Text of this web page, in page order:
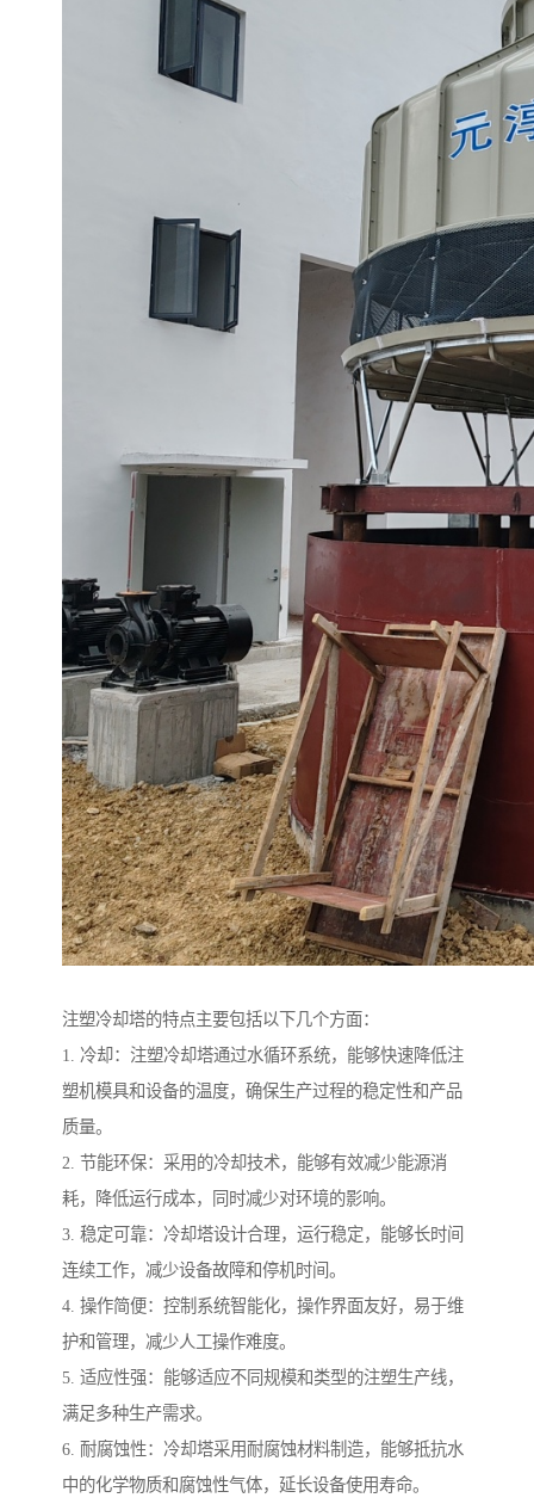
注塑冷却塔的特点主要包括以下几个方面：
1. 冷却：注塑冷却塔通过水循环系统，能够快速降低注
塑机模具和设备的温度，确保生产过程的稳定性和产品
质量。
2. 节能环保：采用的冷却技术，能够有效减少能源消
耗，降低运行成本，同时减少对环境的影响。
3. 稳定可靠：冷却塔设计合理，运行稳定，能够长时间
连续工作，减少设备故障和停机时间。
4. 操作简便：控制系统智能化，操作界面友好，易于维
护和管理，减少人工操作难度。
5. 适应性强：能够适应不同规模和类型的注塑生产线，
满足多种生产需求。
6. 耐腐蚀性：冷却塔采用耐腐蚀材料制造，能够抵抗水
中的化学物质和腐蚀性气体，延长设备使用寿命。